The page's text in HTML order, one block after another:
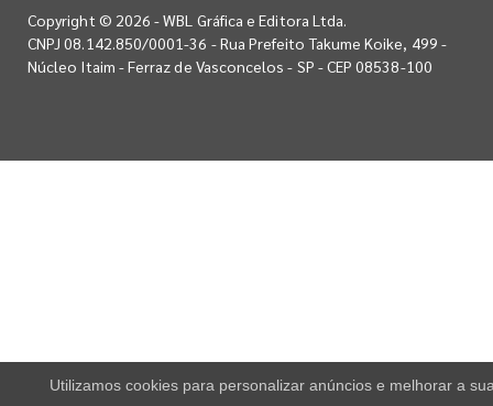
Copyright © 2026 - WBL Gráfica e Editora Ltda.
CNPJ 08.142.850/0001-36 - Rua Prefeito Takume Koike, 499 -
Núcleo Itaim - Ferraz de Vasconcelos - SP - CEP 08538-100
Utilizamos cookies para personalizar anúncios e melhorar a